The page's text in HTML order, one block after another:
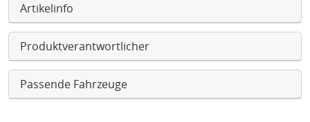
Artikelinfo
Produktverantwortlicher
Passende Fahrzeuge